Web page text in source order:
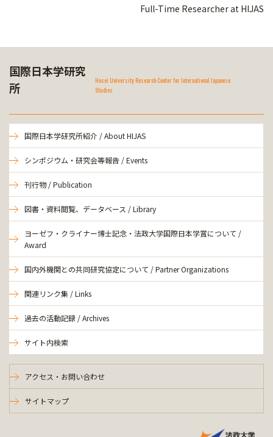
Full-Time Researcher at HIJAS
国際日本学研究
所
Hosei University Research Center for International Japanese
Studies
国際日本学研究所紹介 / About HIJAS
シンポジウム・研究会等報告 / Events
刊行物 / Publication
図書・資料閲覧、データベース / Library
ヨーゼフ・クライナー博士記念・法政大学国際日本学賞について /
Award
国内外機関との共同研究協定について / Partner Organizations
関連リンク集 / Links
過去の活動記録 / Archives
サイト内検索
アクセス・お問い合わせ
サイトマップ